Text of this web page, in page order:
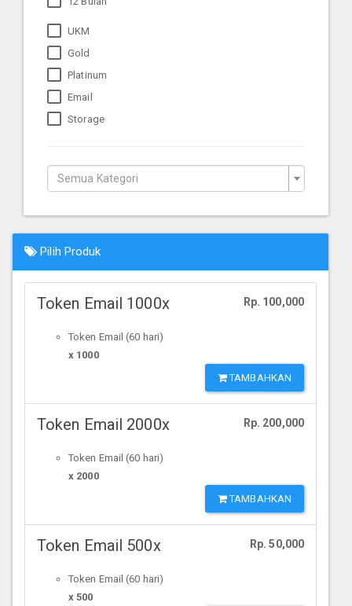
UKM
Gold
Platinum
Email
Storage
Semua Kategori
Pilih Produk
Token Email 1000x Rp. 100,000
Token Email (60 hari)
x 1000
TAMBAHKAN
Token Email 2000x Rp. 200,000
Token Email (60 hari)
x 2000
TAMBAHKAN
Token Email 500x Rp. 50,000
Token Email (60 hari)
x 500